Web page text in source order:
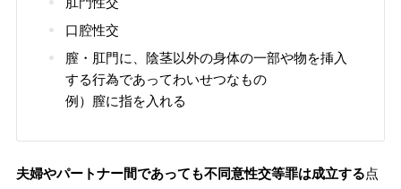
口腔性交
膣・肛門に、陰茎以外の身体の一部や物を挿入
する行為であってわいせつなもの
例）膣に指を入れる
夫婦やパートナー間であっても不同意性交等罪は成立する点